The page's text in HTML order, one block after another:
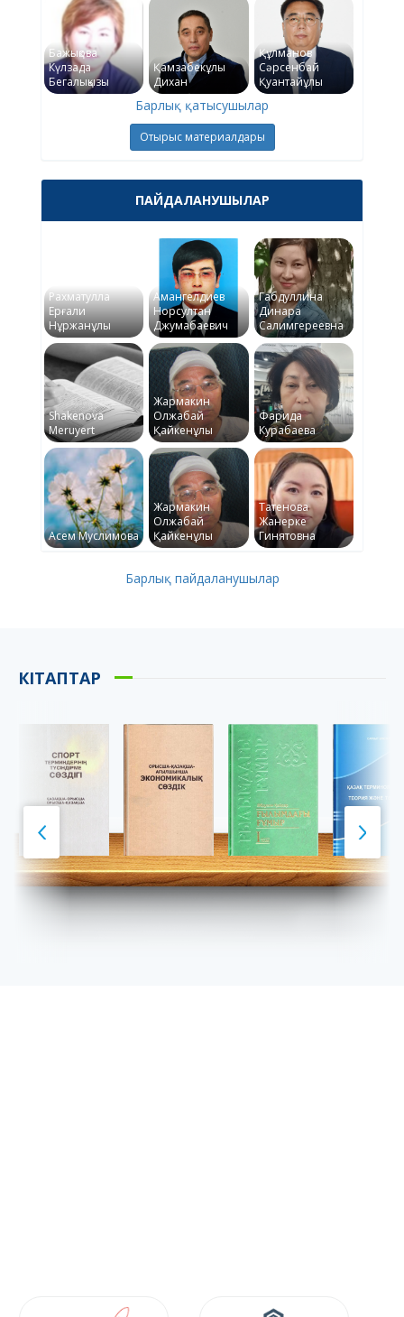
Бажықова
Күлзада
Бегалықызы
Қамзабекұлы
Дихан
Құлманов
Сәрсенбай
Қуантайұлы
Барлық қатысушылар
Отырыс материалдары
ПАЙДАЛАНУШЫЛАР
Рахматулла
Ерғали
Нұржанұлы
Амангелдиев
Норсултан
Джумабаевич
Габдуллина
Динара
Салимгереевна
Shakenova
Meruyert
Жармакин
Олжабай
Қайкенұлы
Фарида
Курабаева
Асем Муслимова
Жармакин
Олжабай
Қайкенұлы
Татенова
Жанерке
Гинятовна
Барлық пайдаланушылар
КІТАПТАР